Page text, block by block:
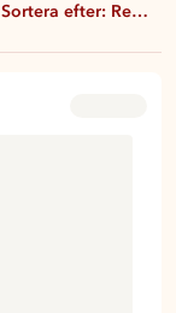
Sortera efter: